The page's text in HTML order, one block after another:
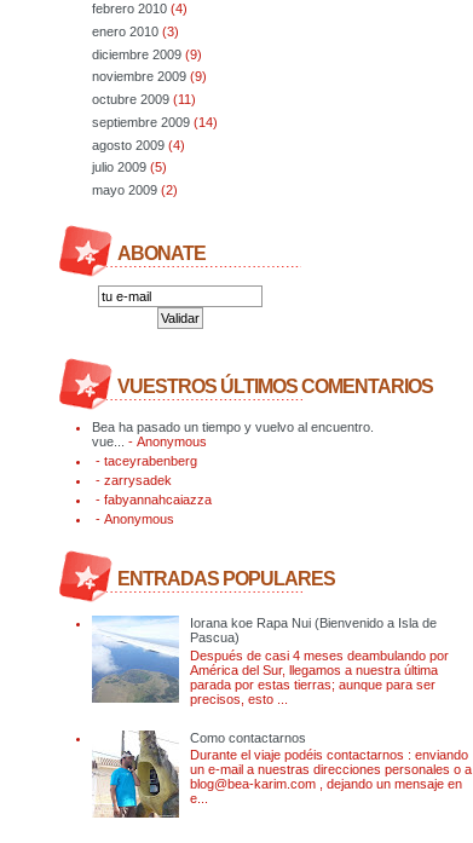
febrero 2010(4)
enero 2010(3)
diciembre 2009(9)
noviembre 2009(9)
octubre 2009(11)
septiembre 2009(14)
agosto 2009(4)
julio 2009(5)
mayo 2009(2)
ABONATE
VUESTROS ÚLTIMOS COMENTARIOS
Bea ha pasado un tiempo y vuelvo al encuentro.
vue...
- Anonymous
- taceyrabenberg
- zarrysadek
- fabyannahcaiazza
- Anonymous
ENTRADAS POPULARES
Iorana koe Rapa Nui (Bienvenido a Isla de
Pascua)
Después de casi 4 meses deambulando por
América del Sur, llegamos a nuestra última
parada por estas tierras; aunque para ser
precisos, esto ...
Como contactarnos
Durante el viaje podéis contactarnos : enviando
un e-mail a nuestras direcciones personales o a
blog@bea-karim.com , dejando un mensaje en
e...